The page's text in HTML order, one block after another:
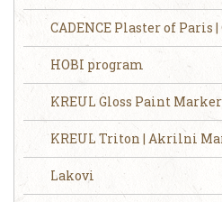
CADENCE Plaster of Paris
HOBI program
KREUL Gloss Paint Marker
KREUL Triton | Akrilni
Lakovi